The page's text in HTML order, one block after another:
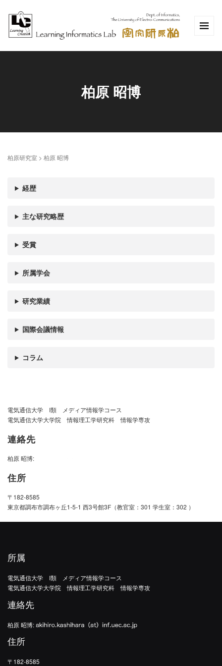
柏原 昭博
柏原研究室 > 柏原 昭博
経歴
主な研究略歴
受賞
所属学会
研究業績
国際会議情報
コラム
電気通信大学 I類 メディア情報学コース
電気通信大学大学院 情報理工学研究科 情報学専攻
連絡先
柏原 昭博:
住所
〒182-8585
東京都調布市調布ヶ丘1-5-1 西3号館3F（教官室：301 学生室：302 ）
所属
電気通信大学 I類 メディア情報学コース
電気通信大学大学院 情報理工学研究科 情報学専攻
連絡先
柏原 昭博:
住所
〒182-8585